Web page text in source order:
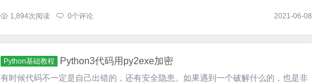
... 1,894次阅读 0个评论 2021-06-08
Python基础教程 Python3代码用py2exe加密
有时候代码不一定是自己出错的，还有安全隐患。如果遇到一个破解什么的，也是非